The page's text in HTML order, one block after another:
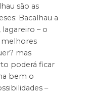
são as
Bacalhau a
lagareiro – o
melhores
mas
poderá ficar
bem o
–